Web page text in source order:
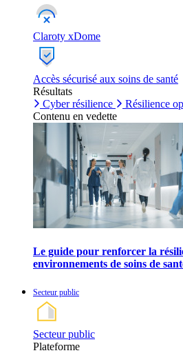
Claroty xDome
Accès sécurisé aux soins de santé
Résultats
Cyber résilience
Résilience
Contenu en vedette
Le guide pour renforcer la
environnements de soins de
Secteur public
Secteur public
Plateforme